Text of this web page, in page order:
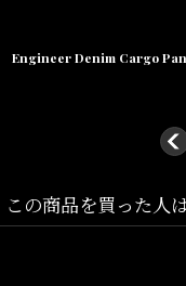
クラシカルなベ
を活かした無地デ
く愛用
この商品を買った人